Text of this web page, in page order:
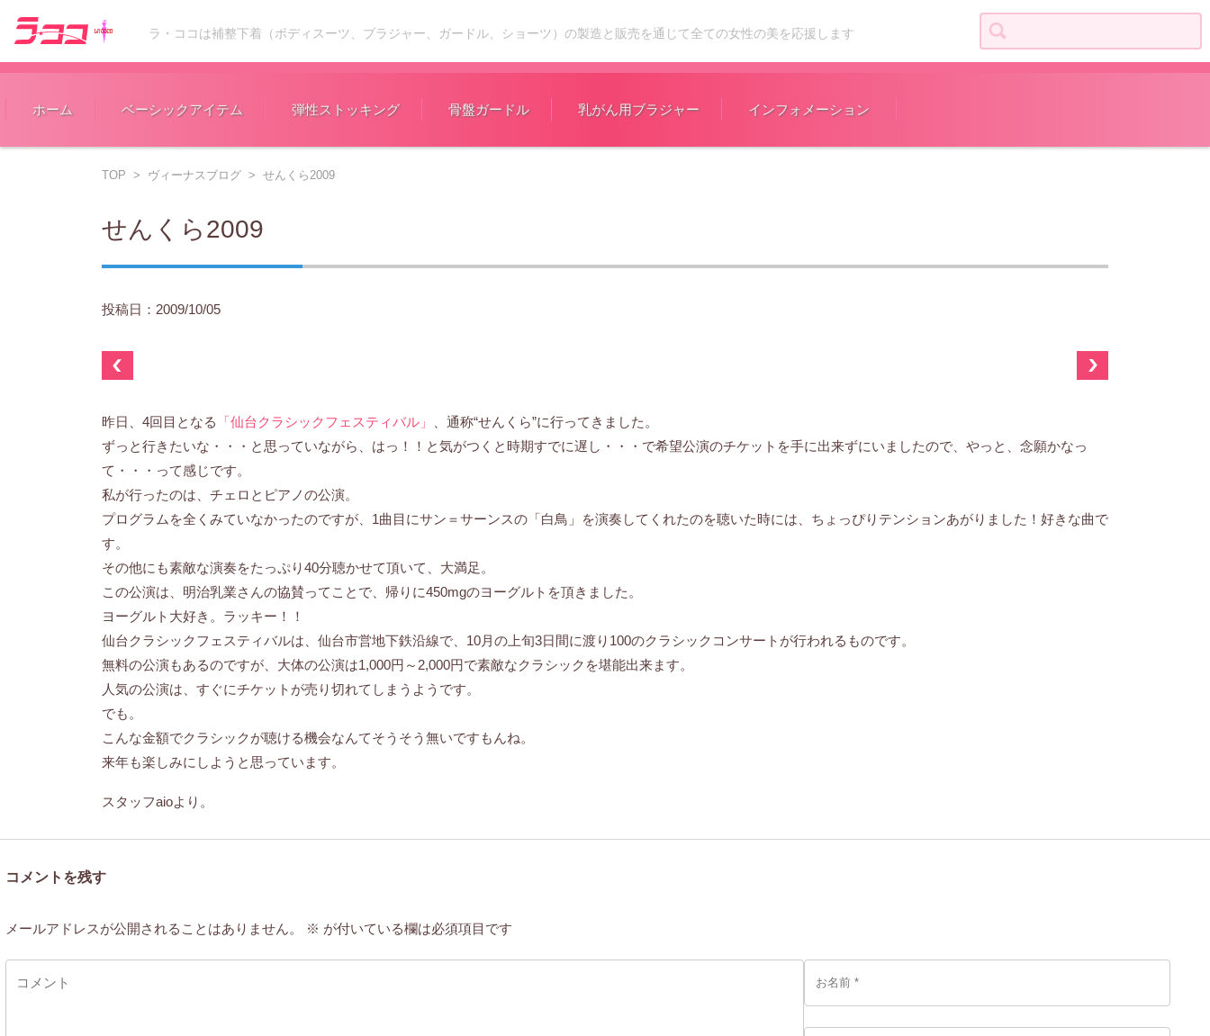
ラ・ココは補整下着（ボディスーツ、ブラジャー、ガードル、ショーツ）の製造と販売を通じて全ての女性の美を応援します
検索:
コンテンツに移動
ホーム ベーシックアイテム 弾性ストッキング 骨盤ガードル 乳がん用ブラジャー インフォメーション
TOP > ヴィーナスブログ> せんくら2009
せんくら2009
投稿日：2009/10/05
昨日、4回目となる 「仙台クラシックフェスティバル」
、通称“せんくら”に行ってきました。
ずっと行きたいな・・・と思っていながら、はっ！！と気がつくと時期すでに遅し・・・で希望公演のチケットを手に出来ずにいましたので、やっと、念願かなっ
て・・・って感じです。
私が行ったのは、チェロとピアノの公演。
プログラムを全くみていなかったのですが、1曲目にサン＝サーンスの「白鳥」を演奏してくれたのを聴いた時には、ちょっぴりテンションあがりました！好きな曲で
す。
その他にも素敵な演奏をたっぷり40分聴かせて頂いて、大満足。
この公演は、明治乳業さんの協賛ってことで、帰りに450mgのヨーグルトを頂きました。
ヨーグルト大好き。ラッキー！！
仙台クラシックフェスティバルは、仙台市営地下鉄沿線で、10月の上旬3日間に渡り100のクラシックコンサートが行われるものです。
無料の公演もあるのですが、大体の公演は1,000円～2,000円で素敵なクラシックを堪能出来ます。
人気の公演は、すぐにチケットが売り切れてしまうようです。
でも。
こんな金額でクラシックが聴ける機会なんてそうそう無いですもんね。
来年も楽しみにしようと思っています。
スタッフaioより。
コメントを残す
メールアドレスが公開されることはありません。 ※ が付いている欄は必須項目です